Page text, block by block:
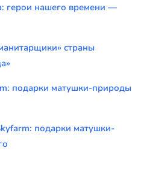
герои нашего времени —
страны
подарки матушки-природы
подарки матушки-